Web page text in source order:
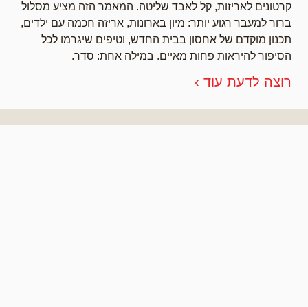
קרטונים לאריזות, קל לאבד שליטה. המאמר הזה מציע מסלול
ברור למעבר רגוע יותר: מיון בארונות, אריזה חכמה עם ילדים,
תכנון מוקדם של אחסון בבית החדש, וטיפים שיגרמו לכל
הסיפור להיראות פחות מאיים. במילה אחת: סדר.
רוצה לדעת עוד ›